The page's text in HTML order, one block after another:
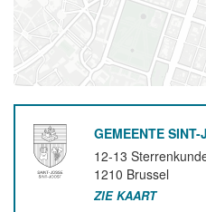
GEMEENTE
12-13
1210 Brussel
ZIE KAART